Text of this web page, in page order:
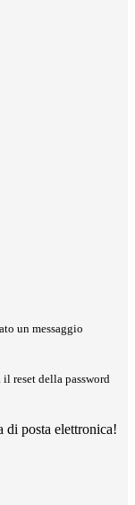
un messaggio
reset della password
di posta elettronica!